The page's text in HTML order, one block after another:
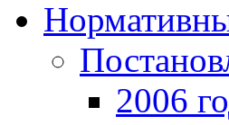
2006